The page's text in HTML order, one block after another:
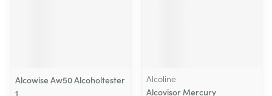
Alcowise Aw50 Alcoholtester
1
Alcoline
Alcovisor Mercury